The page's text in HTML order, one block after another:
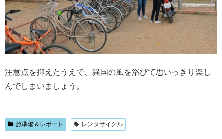
注意点を抑えたうえで、異国の風を浴びて思いっきり楽し
んでしまいましょう。
旅準備＆レポート レンタサイクル